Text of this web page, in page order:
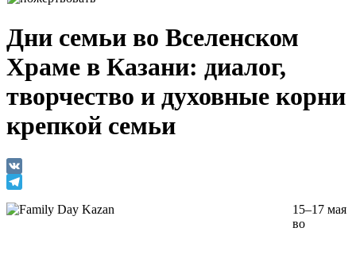
Дни семьи во Вселенском
Храме в Казани: диалог,
творчество и духовные корни
крепкой семьи
VK
15–17 мая
во